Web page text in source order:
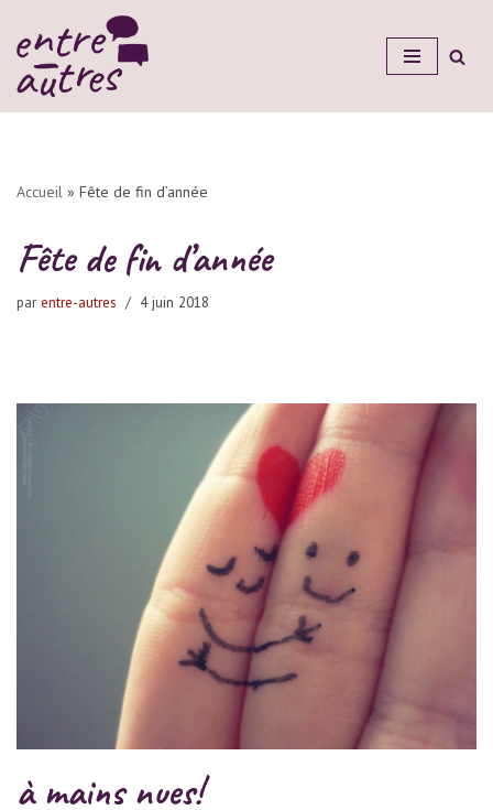
Aller
au
contenu
Accueil » Fête de fin d’année
Fête de fin d’année
parentre-autres 4 juin 2018
à mains nues!